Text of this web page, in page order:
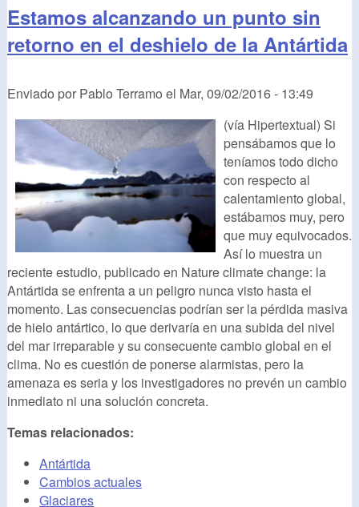
Estamos alcanzando un punto sin
retorno en el deshielo de la Antártida
Enviado por Pablo Terramo el Mar, 09/02/2016 - 13:49
(vía Hipertextual) Si
pensábamos que lo
teníamos todo dicho
con respecto al
calentamiento global,
estábamos muy, pero
que muy equivocados.
Así lo muestra un
reciente estudio, publicado en Nature climate change: la
Antártida se enfrenta a un peligro nunca visto hasta el
momento. Las consecuencias podrían ser la pérdida masiva
de hielo antártico, lo que derivaría en una subida del nivel
del mar irreparable y su consecuente cambio global en el
clima. No es cuestión de ponerse alarmistas, pero la
amenaza es seria y los investigadores no prevén un cambio
inmediato ni una solución concreta.
Temas relacionados:
Antártida
Cambios actuales
Glaciares